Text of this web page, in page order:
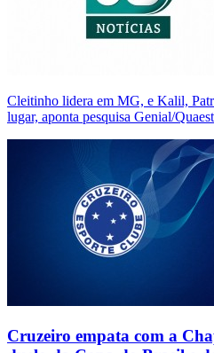
Cleitinho lidera em MG, e Kalil,
lugar, aponta pesquisa Genial/Quaest
Cruzeiro empata com a